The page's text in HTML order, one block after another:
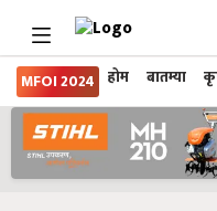
MFOI 2024 होम बातम्या